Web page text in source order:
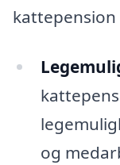
og